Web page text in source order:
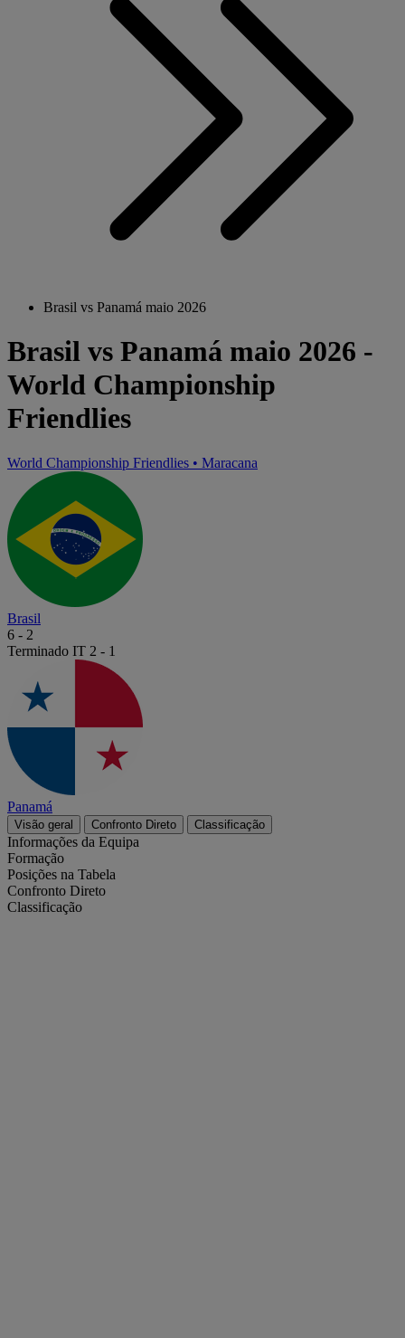
Brasil vs Panamá maio 2026
Brasil vs Panamá maio 2026 -
World Championship
Friendlies
World Championship Friendlies • Maracana
Brasil
6 - 2
Terminado IT 2 - 1
Panamá
Visão geral Confronto Direto Classificação
Informações da Equipa
Formação
Posições na Tabela
Confronto Direto
Classificação